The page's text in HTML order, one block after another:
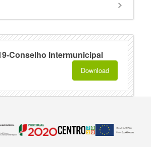
Conselho Intermunicipal
Download